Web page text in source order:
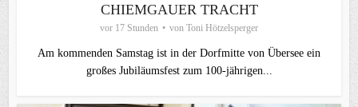
CHIEMGAUER TRACHT
vor 17 Stunden von Toni Hötzelsperger
Am kommenden Samstag ist in der Dorfmitte von Übersee ein
großes Jubiläumsfest zum 100-jährigen...